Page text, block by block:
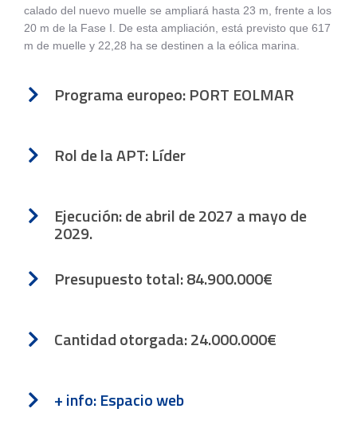
calado del nuevo muelle se ampliará hasta 23 m, frente a los
20 m de la Fase I. De esta ampliación, está previsto que 617
m de muelle y 22,28 ha se destinen a la eólica marina.
Programa europeo: PORT EOLMAR
Rol de la APT: Líder
Ejecución: de abril de 2027 a mayo de
2029.
Presupuesto total: 84.900.000€
Cantidad otorgada: 24.000.000€
+ info: Espacio web